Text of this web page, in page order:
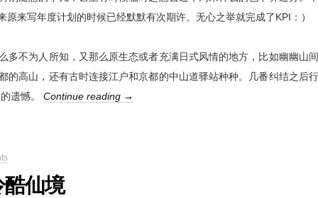
来写年度计划的时候已经默默有次期许。无心之举就完成了KPI：）
多不为人所知，又那么原生态或者充满日式风情的地方，比如幽幽山
的高山，还有古时连接江户和京都的中山道驿站种种。几番纠结之后
遗憾。 Continue reading →
仙境